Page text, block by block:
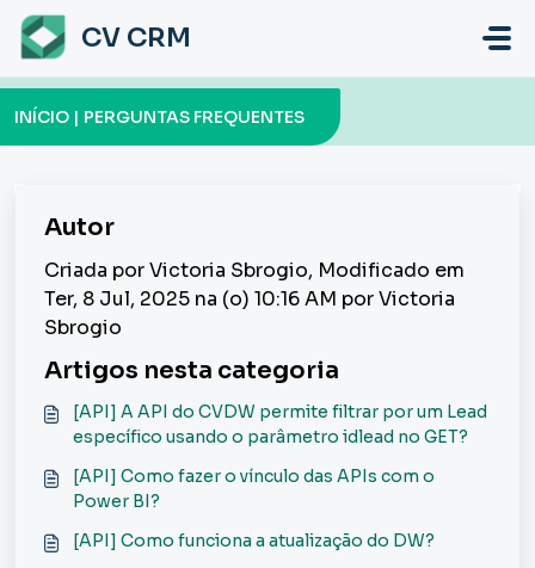
Ir para o conteúdo principal
CV CRM
INÍCIO | PERGUNTAS FREQUENTES
Autor
Criada por Victoria Sbrogio, Modificado em
Ter, 8 Jul, 2025 na (o) 10:16 AM por Victoria
Sbrogio
Artigos nesta categoria
[API] A API do CVDW permite filtrar por um Lead
específico usando o parâmetro idlead no GET?
[API] Como fazer o vínculo das APIs com o
Power BI?
[API] Como funciona a atualização do DW?